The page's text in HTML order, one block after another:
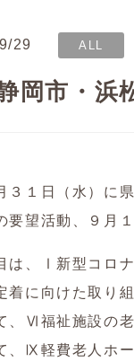
29 ALL
岡市・浜
３１日（水）に
要望活動、９月
は、Ⅰ新型コロ
着に向けた取り
、Ⅵ福祉施設の
、Ⅸ軽費老人ホ